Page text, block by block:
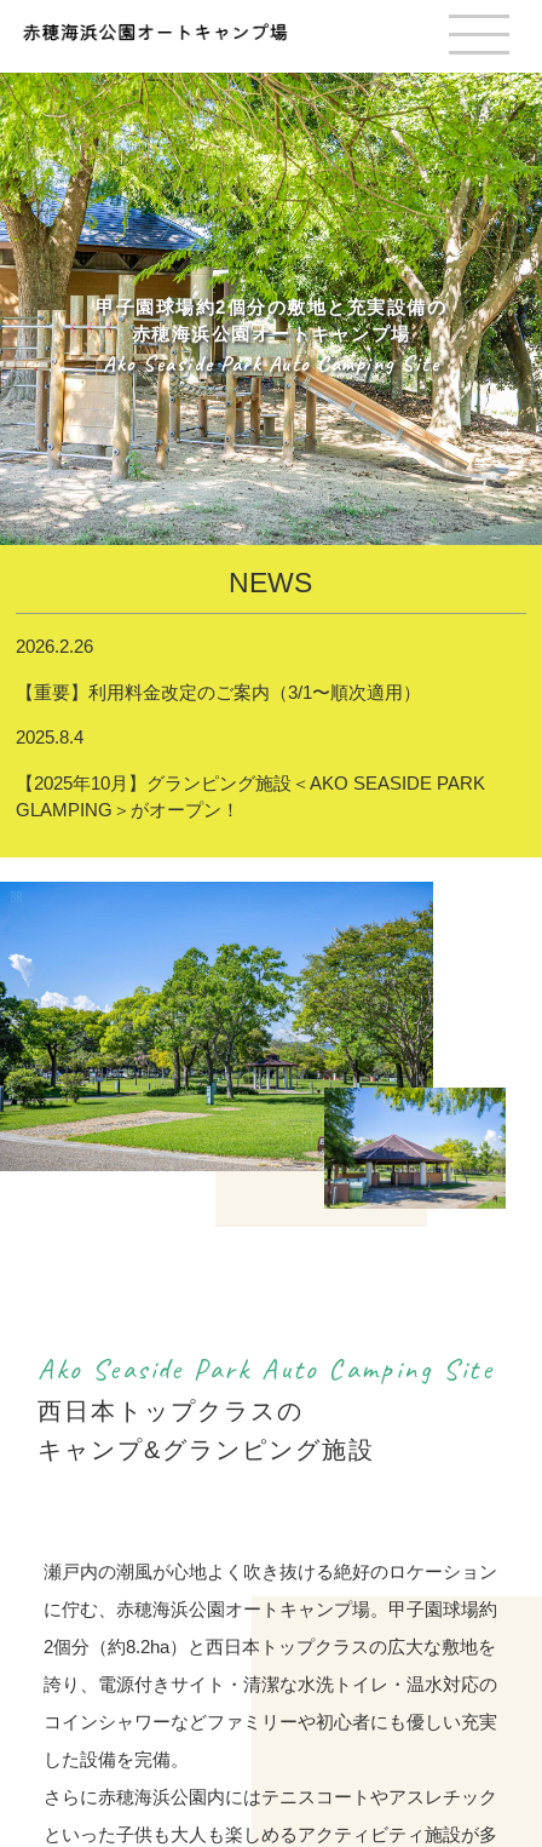
甲子園球場約2個分の敷地と充実設備の
赤穂海浜公園オートキャンプ場
Ako Seaside Park Auto Camping Site
NEWS
2026.2.26
【重要】利用料金改定のご案内（3/1〜順次適用）
2025.8.4
【2025年10月】グランピング施設＜AKO SEASIDE PARK
GLAMPING＞がオープン！
Ako Seaside Park Auto Camping Site
西日本トップクラスの
キャンプ&グランピング施設
瀬戸内の潮風が心地よく吹き抜ける絶好のロケーション
に佇む、赤穂海浜公園オートキャンプ場。甲子園球場約
2個分（約8.2ha）と西日本トップクラスの広大な敷地を
誇り、電源付きサイト・清潔な水洗トイレ・温水対応の
コインシャワーなどファミリーや初心者にも優しい充実
した設備を完備。
さらに赤穂海浜公園内にはテニスコートやアスレチック
といった子供も大人も楽しめるアクティビティ施設が多